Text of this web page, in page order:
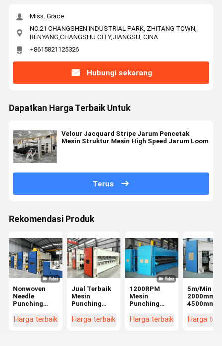
Miss. Grace
NO.21 CHANGSHEN INDUSTRIAL PARK, ZHITANG TOWN,
RENYANG,CHANGSHU CITY,JIANGSU, CINA
+8615821125326
Hubungi sekarang
Dapatkan Harga Terbaik Untuk
Velour Jacquard Stripe Jarum Pencetak
Mesin Struktur Mesin High Speed Jarum Loom
Terus
Rekomendasi Produk
Nonwoven
Needle
Punching
Harga terbaik
Jual Terbaik
Mesin
Punching
Kecepatan
Harga terbaik
1200RPM
Mesin
Punching
Kecepatan
Harga terbaik
5m/Min
2000mm ~
4500mm
Pencetak
Harga